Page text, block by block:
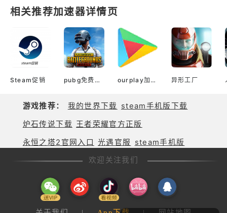
（仅限1次通常攻击）《蔚蓝档
加速器非常重要，本篇就来为大家
推荐好用的加速器。OurPlay加速
器介绍1、一键加速，放心启动游
戏。之前很多玩家在玩碧蓝档案时
候出现提示游戏报错、卡进度、延
迟卡顿等情况，使用OurPlay加速
器就能对游戏网络环境进行优化，
有效避免碧蓝档案游戏丢包率，加
相关推荐加速器详情页
Steam促销 pubg免费加速器 ourplay加速器官网 异形工厂
游戏推荐： 我的世界下载 steam手机版下载
炉石传说下载 王者荣耀官方正版
永恒之塔2官网入口 光遇官服
steam手机版
欢迎关注我们